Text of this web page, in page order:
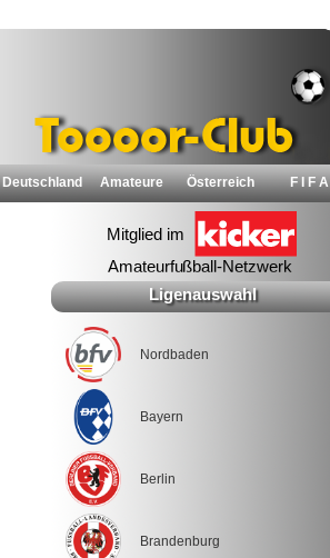
Deutschland Amateure Österreich F I F A
Ligenauswahl
Nordbaden
Bayern
Berlin
Brandenburg